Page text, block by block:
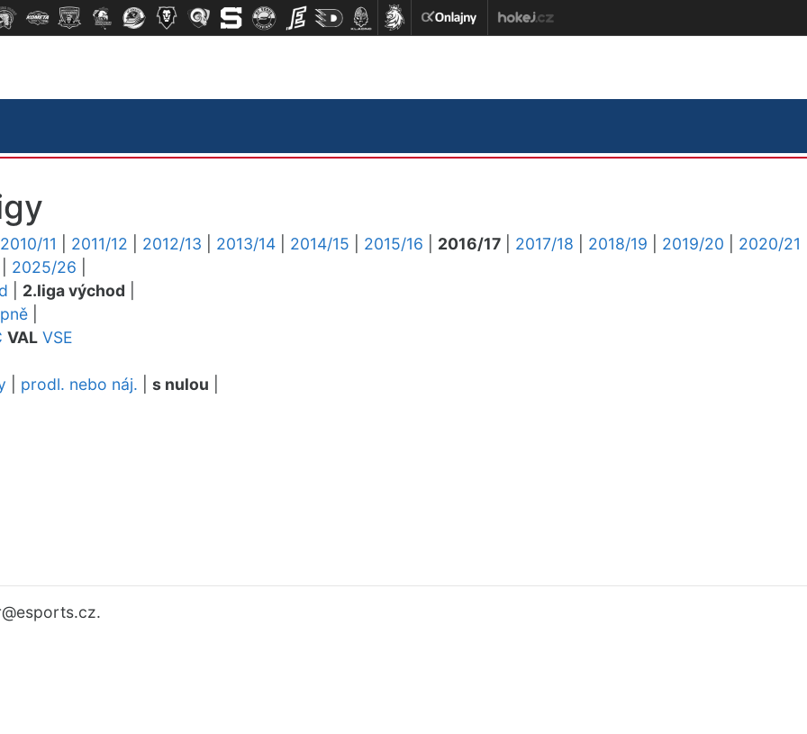
2010/11 2011/12 2012/13 2013/14 2014/15 2015/16 2016/17 2017/18 2018/19 2019/20
2020/21
2025/26
2.liga východ
VAL VSE
prodl. nebo náj. s nulou
@esports.cz.